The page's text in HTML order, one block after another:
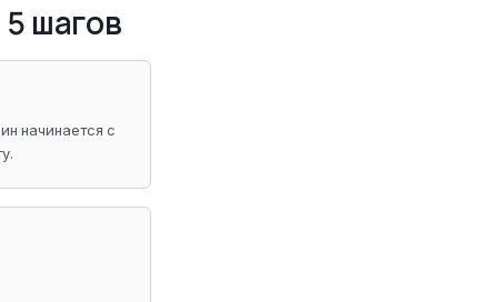
шагов
начинается с